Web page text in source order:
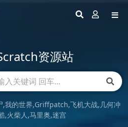
资源站
我的世界 Griffpatch 飞机大战 几何冲
火柴人 马里奥 迷宫